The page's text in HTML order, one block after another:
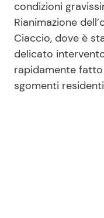
Seguici
Info
condizioni
Rianimazione
Ciaccio, dove è
delicato
rapidamente
sgomenti